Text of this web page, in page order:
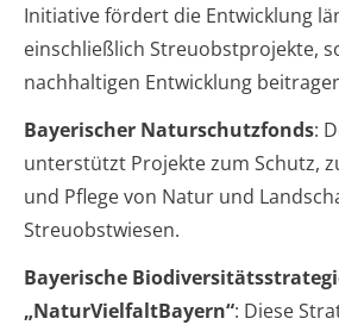
Initiative fördert die Entwicklung
einschließlich Streuobstprojekte,
nachhaltigen Entwicklung
Bayerischer Naturschutzfonds:
unterstützt Projekte zum Schutz,
und Pflege von Natur und
Streuobstwiesen.
Bayerische
„NaturVielfaltBayern“: Diese